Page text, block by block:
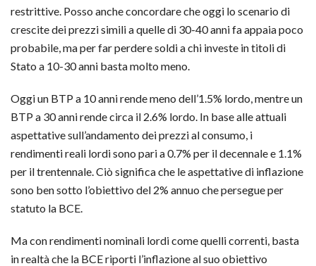
restrittive. Posso anche concordare che oggi lo scenario di
crescite dei prezzi simili a quelle di 30-40 anni fa appaia poco
probabile, ma per far perdere soldi a chi investe in titoli di
Stato a 10-30 anni basta molto meno.
Oggi un BTP a 10 anni rende meno dell’1.5% lordo, mentre un
BTP a 30 anni rende circa il 2.6% lordo. In base alle attuali
aspettative sull’andamento dei prezzi al consumo, i
rendimenti reali lordi sono pari a 0.7% per il decennale e 1.1%
per il trentennale. Ciò significa che le aspettative di inflazione
sono ben sotto l’obiettivo del 2% annuo che persegue per
statuto la BCE.
Ma con rendimenti nominali lordi come quelli correnti, basta
in realtà che la BCE riporti l’inflazione al suo obiettivo